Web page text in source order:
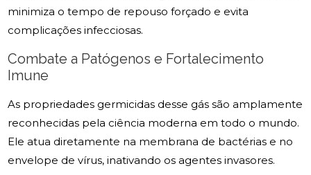
minimiza o tempo de repouso forçado e evita
complicações infecciosas.
Combate a Patógenos e Fortalecimento
Imune
As propriedades germicidas desse gás são amplamente
reconhecidas pela ciência moderna em todo o mundo.
Ele atua diretamente na membrana de bactérias e no
envelope de vírus, inativando os agentes invasores.